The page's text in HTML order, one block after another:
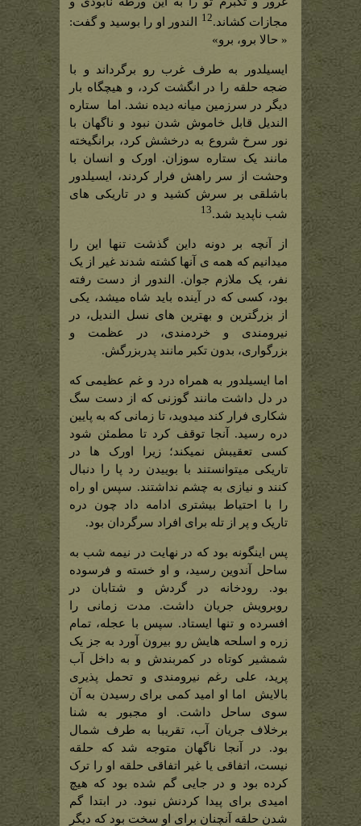
مجازات کشاند.12 الندور او را بوسید و گفت:
« حالا برو، برو»
ایسیلدور به طرف غرب رو برگرداند و با
ضجه حلقه را در انگشت کرد، و هیچگاه بار
دیگر در سرزمین میانه دیده نشد. اما ستاره
الندیل قابل خاموش شدن نبود و ناگهان با
نور سرخ شروع به درخشش کرد، برانگیخته
مانند یک ستاره سوزان. اورک و انسان با
وحشت از سر راهش فرار کردند، ایسیلدور
باشلقی بر سرش کشید و در تاریکی های
شب ناپدید شد.13
از آنچه بر دونه داین گذشت تنها این را
میدانیم که همه ی آنها کشته شدند غیر از یک
نفر، یک ملازم جوان. الندور از دست رفته
بود، کسی که در آینده باید شاه میشد، یکی
از بزرگترین و بهترین های نسل الندیل، در
نیرومندی و خردمندی، در عظمت و
بزرگواری، بدون تکبر مانند پدربزرگش.
اما ایسیلدور به همراه درد و غم عظیمی که
در دل داشت مانند گوزنی که از دست سگ
شکاری فرار کند میدوید، تا زمانی که به پایین
دره رسید. آنجا توقف کرد تا مطمئن شود
کسی تعقیبش نمیکند؛ زیرا اورک ها در
تاریکی میتوانستند با بوییدن رد پا را دنبال
کنند و نیازی به چشم نداشتند. سپس او راه
را با احتیاط بیشتری ادامه داد چون دره
تاریک و پر از تله برای افراد سرگردان بود.
پس اینگونه بود که در نهایت در نیمه شب به
ساحل آندوین رسید، و او خسته و فرسوده
بود. رودخانه در گردش و شتابان در
روبرویش جریان داشت. مدت زمانی را
افسرده و تنها ایستاد. سپس با عجله، تمام
زره و اسلحه هایش رو بیرون آورد به جز یک
شمشیر کوتاه در کمربندش و به داخل آب
پرید، علی رغم نیرومندی و تحمل پذیری
بالایش اما او امید کمی برای رسیدن به آن
سوی ساحل داشت. او مجبور به شنا
برخلاف جریان آب، تقریبا به طرف شمال
بود. در آنجا ناگهان متوجه شد که حلقه
نیست، اتفاقی یا غیر اتفاقی حلقه او را ترک
کرده بود و در جایی گم شده بود که هیچ
امیدی برای پیدا کردنش نبود. در ابتدا گم
شدن حلقه آنچنان برای او سخت بود که دیگر